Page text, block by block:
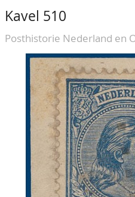
Voorwaarden
CATALOGI/OPBRENGSTEN
KEURINGSDIENST
AGENDA
OVER ONS
Ons Team
80 jarig bestaan
CONTACT
Kavel 510
Posthistorie Nederland en